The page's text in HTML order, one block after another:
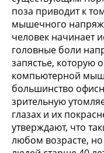
поза приводит к
мышечного
человек начинает
головные боли
запястье, которую
компьютерной
большинство
зрительную
глазах и их
утверждают, что
любом возрасте,